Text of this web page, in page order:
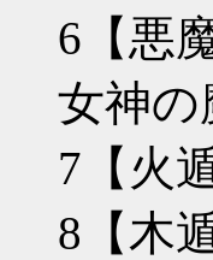
6【悪
女神の
7【火
8【木